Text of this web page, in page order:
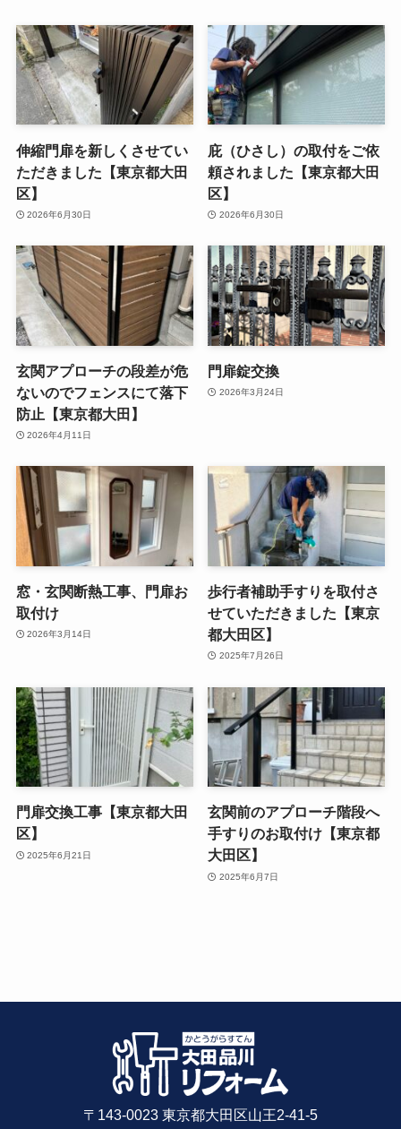
伸縮門扉を新しくさせてい
ただきました【東京都大田
区】
2026年6月30日
庇（ひさし）の取付をご依
頼されました【東京都大田
区】
2026年6月30日
玄関アプローチの段差が危
ないのでフェンスにて落下
防止【東京都大田】
2026年4月11日
門扉錠交換
2026年3月24日
窓・玄関断熱工事、門扉お
取付け
2026年3月14日
歩行者補助手すりを取付さ
せていただきました【東京
都大田区】
2025年7月26日
門扉交換工事【東京都大田
区】
2025年6月21日
玄関前のアプローチ階段へ
手すりのお取付け【東京都
大田区】
2025年6月7日
〒143-0023 東京都大田区山王2-41-5